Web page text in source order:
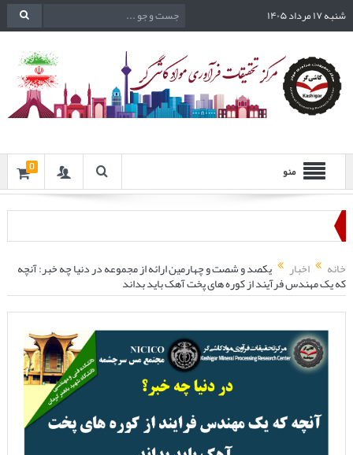
شنبه ۱۷ مرداد ۱۴۰۵
منو 0
خانه اخبار یکصد و شصت و چهارمین ارائه از مجموعه در دنیا چه خبر: آنچه
که یک مهندس فرآیند از کوره های پخت آهک باید بداند